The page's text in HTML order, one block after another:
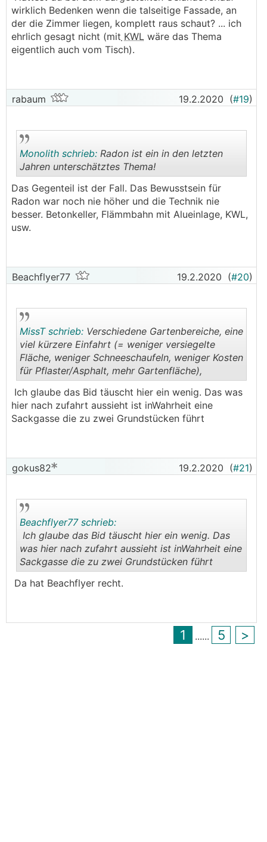
. .
wirklich Bedenken wenn die talseitige Fassade, an
der die Zimmer liegen, komplett raus schaut? ... ich
ehrlich gesagt nicht (mit KWL wäre das Thema
eigentlich auch vom Tisch).
rabaum 19.2.2020 (#19)
..
Monolith schrieb: Radon ist ein in den letzten
Jahren unterschätztes Thema!
Das Gegenteil ist der Fall. Das Bewusstsein für
Radon war noch nie höher und die Technik nie
besser. Betonkeller, Flämmbahn mit Alueinlage, KWL,
usw.
Beachflyer77 19.2.2020 (#20)
..
MissT schrieb: Verschiedene Gartenbereiche, eine
viel kürzere Einfahrt (= weniger versiegelte
Fläche, weniger Schneeschaufeln, weniger Kosten
für Pflaster/Asphalt, mehr Gartenfläche),
Ich glaube das Bid täuscht hier ein wenig. Das was
hier nach zufahrt aussieht ist inWahrheit eine
Sackgasse die zu zwei Grundstücken führt
gokus82 19.2.2020 (#21)
..
Beachflyer77 schrieb:
Ich glaube das Bid täuscht hier ein wenig. Das
was hier nach zufahrt aussieht ist inWahrheit eine
Sackgasse die zu zwei Grundstücken führt
Da hat Beachflyer recht.
1 ...... 5 >